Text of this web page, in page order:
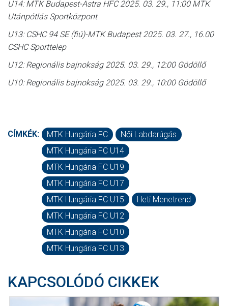
U14: MTK Budapest-Astra HFC 2025. 03. 29., 11:00 MTK
Utánpótlás Sportközpont
U13: CSHC 94 SE (fiú)-MTK Budapest 2025. 03. 27., 16.00
CSHC Sporttelep
U12: Regionális bajnokság 2025. 03. 29., 12:00 Gödöllő
U10: Regionális bajnokság 2025. 03. 29., 10:00 Gödöllő
CÍMKÉK: MTK Hungária FC
Női Labdarúgás
MTK Hungária FC U14
MTK Hungária FC U19
MTK Hungária FC U17
MTK Hungária FC U15
Heti Menetrend
MTK Hungária FC U12
MTK Hungária FC U10
MTK Hungária FC U13
KAPCSOLÓDÓ CIKKEK